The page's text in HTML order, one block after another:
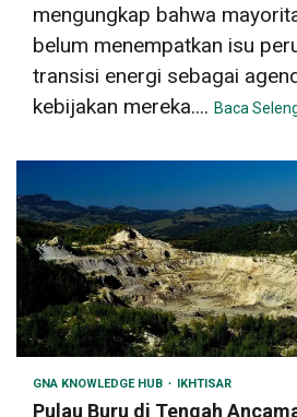
mengungkap bahwa
belum menempatkan isu
transisi energi sebagai
kebijakan mereka.... Baca
GNA KNOWLEDGE HUB IKHTISAR
Pulau Buru di Tengah